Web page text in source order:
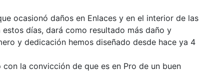
ocasionó daños en Enlaces y en el interior de las
días, dará como resultado más daño y
y dedicación hemos diseñado desde hace ya 4
la convicción de que es en Pro de un buen